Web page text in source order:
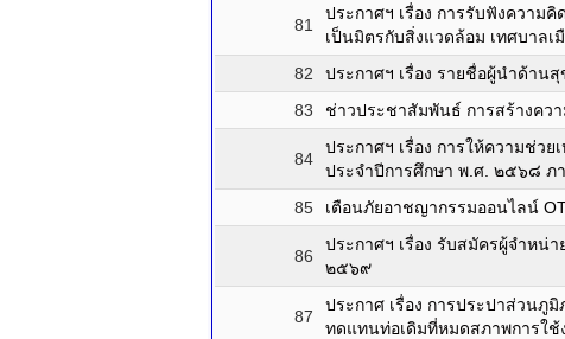
81
ประกาศฯ เรื่อง การรับฟังความ
เป็นมิตรกับสิ่งแวดล้อม เทศบาลเ
82 ประกาศฯ เรื่อง รายชื่อผู้นำด้าน
83
ช่าวประชาสัมพันธ์ การสร้างควา
84
ประกาศฯ เรื่อง การให้ความช่ว
ประจำปีการศึกษา พ.ศ. ๒๕๖๘ ภ
85 เตือนภัยอาชญากรรมออนไลน์
86
ประกาศฯ เรื่อง รับสมัครผู้จำหน่
๒๕๖๙
87
ประกาศ เรื่อง การประปาส่วนภู
ทดแทนท่อเดิมที่หมดสภาพการใ